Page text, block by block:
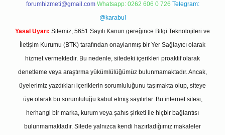
forumhizmeti@gmail.com Whatsapp: 0262 606 0 726 Telegram:
@karabul
Yasal Uyarı: Sitemiz, 5651 Sayılı Kanun gereğince Bilgi Teknolojileri ve
İletişim Kurumu (BTK) tarafından onaylanmış bir Yer Sağlayıcı olarak
hizmet vermektedir. Bu nedenle, sitedeki içerikleri proaktif olarak
denetleme veya araştırma yükümlülüğümüz bulunmamaktadır. Ancak,
üyelerimiz yazdıkları içeriklerin sorumluluğunu taşımakta olup, siteye
üye olarak bu sorumluluğu kabul etmiş sayılırlar. Bu internet sitesi,
herhangi bir marka, kurum veya şahıs şirketi ile hiçbir bağlantısı
bulunmamaktadır. Sitede yalnızca kendi hazırladığımız makaleler